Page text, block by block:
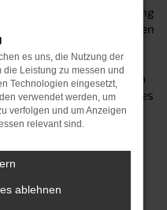
Weg, in Dingolfing
kommen. Sie kennen den
gerne auf: Der
Fahrzeug auf
zu verwandeln, indem
zulassen. Der Zustand des
Schließlich wurde das
keinen Kilometer weit
auf Ihre erste
online oder an einem
unsere verlockende
mit
es uns, die Nutzung der
Leistung zu messen und
Technologien eingesetzt,
verwendet werden, um
verfolgen und um Anzeigen
relevant sind.
ablehnen